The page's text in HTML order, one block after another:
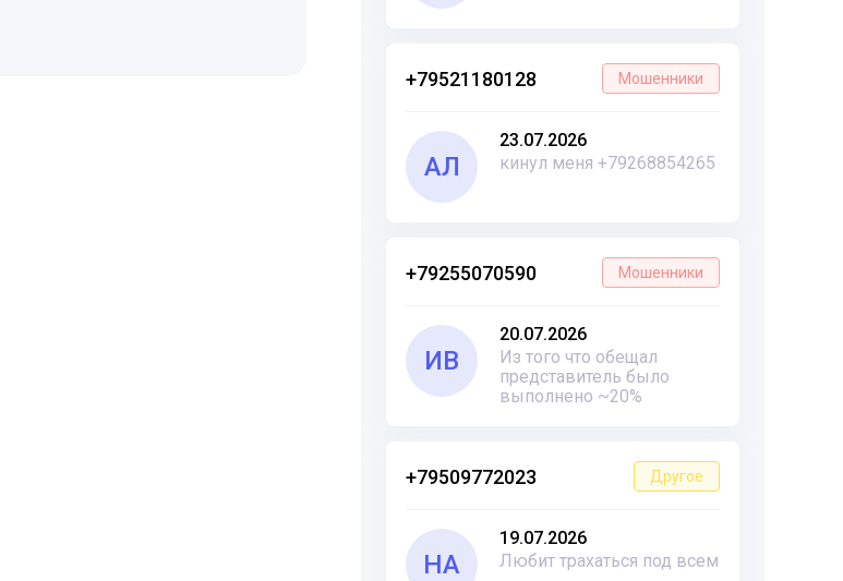
+79521180128 Мошенники
АЛ
23.07.2026
кинул меня +79268854265
+79255070590 Мошенники
ИВ
20.07.2026
Из того что обещал
представитель было
выполнено ~20%
+79509772023 Другое
НА
19.07.2026
Любит трахаться под всем